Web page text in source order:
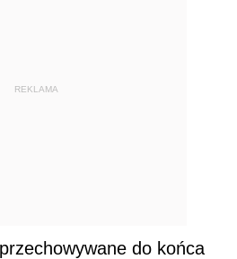
REKLAMA
do końca